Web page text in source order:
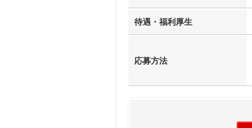
待遇・福利厚生
応募方法